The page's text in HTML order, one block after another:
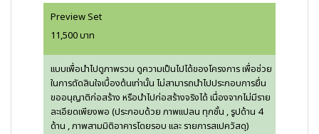
Preview Set
11,500 บาท
แบบเพื่อนำไปดูภาพรวม ดูความเป็นไปได้ของโครงการ เพื่อช่วย
ในการตัดสินใจเบื้องต้นเท่านั้น ไม่สามารถนำไปประกอบการยื่น
ขออนุญาติก่อสร้าง หรือนำไปก่อสร้างจริงได้ เนื่องจากไม่มีราย
ละเอียดเพียงพอ (ประกอบด้วย ภาพแปลน ทุกชั้น , รูปด้าน 4
ด้าน , ภาพสามมิติอาคารโดยรอบ และ รายการสเปควัสดุ)